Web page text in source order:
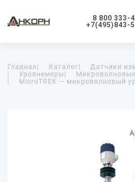
8 800 333-
+7(495)843-
Главная| Каталог|
Датчики
|
Уровнемеры|
|
MicroTREK — микроволновый